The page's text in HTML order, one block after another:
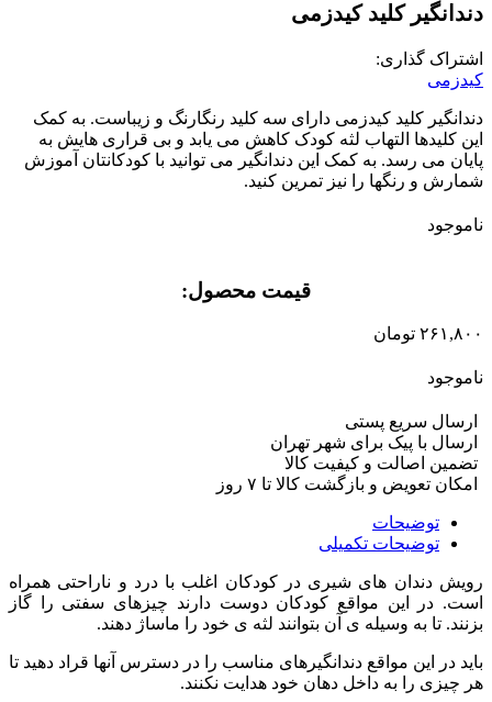
دندانگیر کلید کیدزمی
اشتراک گذاری:
کیدزمی
دندانگیر کلید کیدزمی دارای سه کلید رنگارنگ و زیباست. به کمک
این کلیدها التهاب لثه کودک کاهش می یابد و بی قراری هایش به
پایان می رسد. به کمک این دندانگیر می توانید با کودکانتان آموزش
شمارش و رنگها را نیز تمرین کنید.
ناموجود
قیمت محصول:​
۲۶۱,۸۰۰ تومان
ناموجود
ارسال سریع پستی
ارسال با پیک برای شهر تهران
تضمین اصالت و کیفیت کالا
امکان تعویض و بازگشت کالا تا ۷ روز
توضیحات
توضیحات تکمیلی
رویش دندان های شیری در کودکان اغلب با درد و ناراحتی همراه
است. در این مواقع کودکان دوست دارند چیزهای سفتی را گاز
بزنند. تا به وسیله ی آن بتوانند لثه ی خود را ماساژ دهند.
باید در این مواقع دندانگیرهای مناسب را در دسترس آنها قراد دهید تا
هر چیزی را به داخل دهان خود هدایت نکنند.